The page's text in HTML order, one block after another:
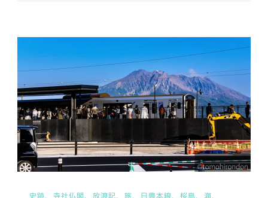
川
尻
駅)
へ
史跡 寺社仏閣 放浪記 旅 日豊本線 桜島
海